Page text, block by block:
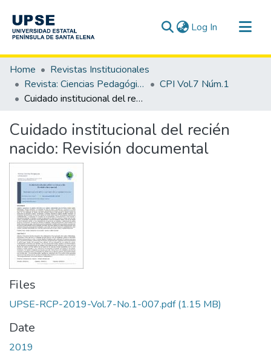
Log In (current)
Communities & Collections
All of DSpace
Statistics
Home
Revistas Institucionales
Revista: Ciencias Pedagógicas e Innovación - CPI
CPI Vol.7 Núm.1
Cuidado institucional del recién nacido: Revisión documental
Cuidado institucional del recién
nacido: Revisión documental
Files
UPSE-RCP-2019-Vol.7-No.1-007.pdf(1.15 MB)
Date
2019